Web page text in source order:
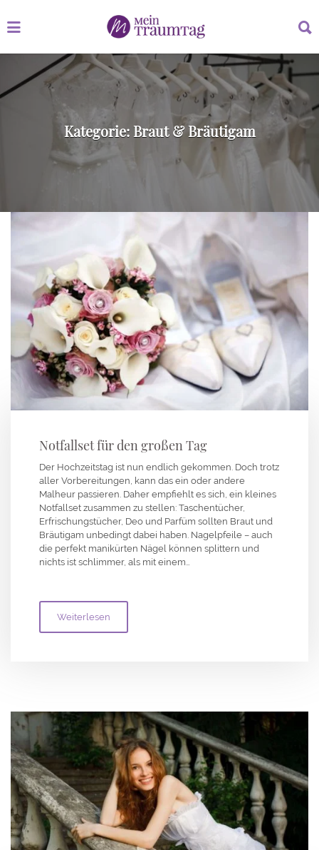
nach:
nach:
Kategorie:Braut & Bräutigam
Notfallset für den großen Tag
Der Hochzeitstag ist nun endlich gekommen. Doch trotz
aller Vorbereitungen, kann das ein oder andere
Malheur passieren. Daher empfiehlt es sich, ein kleines
Notfallset zusammen zu stellen: Taschentücher,
Erfrischungstücher, Deo und Parfüm sollten Braut und
Bräutigam unbedingt dabei haben. Nagelpfeile – auch
die perfekt manikürten Nägel können splittern und
nichts ist schlimmer, als mit einem…
Weiterlesen